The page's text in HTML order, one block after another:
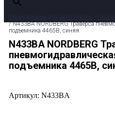
/ N433BA NORDBERG Траверса
подъемника 4465B, синяя
N433BA NORDBERG
подъемника 4465B,
Артикул: N433BA